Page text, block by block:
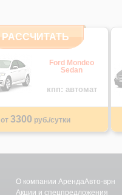
РАССЧИТАТЬ
Ford Mondeo
Sedan
кпп: автомат
от 3300 руб./сутки
О компании АрендаАвто-врн
Акции и спецпредложения